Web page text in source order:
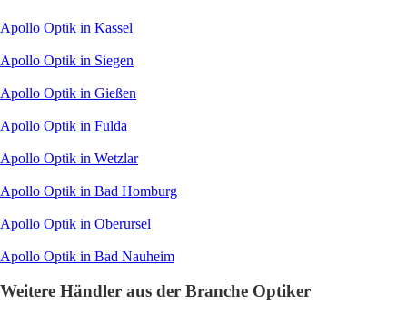
Apollo Optik in Kassel
Apollo Optik in Siegen
Apollo Optik in Gießen
Apollo Optik in Fulda
Apollo Optik in Wetzlar
Apollo Optik in Bad Homburg
Apollo Optik in Oberursel
Apollo Optik in Bad Nauheim
Weitere Händler aus der Branche Optiker